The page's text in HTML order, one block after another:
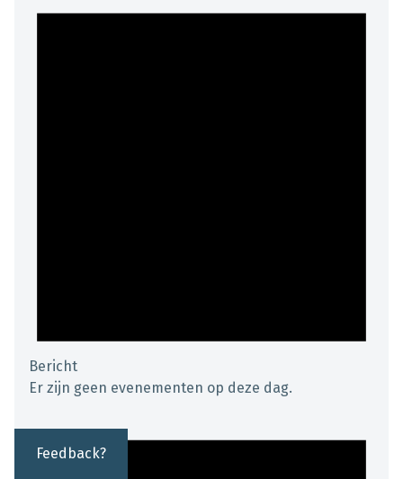
Bericht
Er zijn geen evenementen op deze dag.
Feedback?